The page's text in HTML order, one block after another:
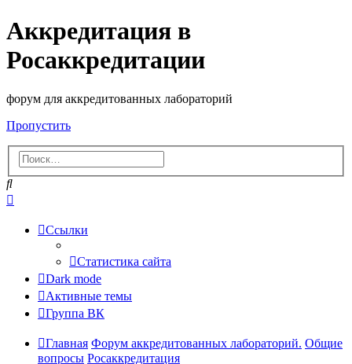
Аккредитация в
Росаккредитации
форум для аккредитованных лабораторий
Пропустить
Поиск
Ссылки
Статистика сайта
Dark mode
Активные темы
Группа ВК
Главная Форум аккредитованных лабораторий. Общие
вопросы Росаккредитация